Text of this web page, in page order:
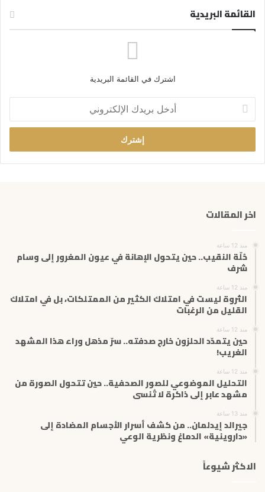
القائمة البريدية
اشترك في القائمة البريدية
خ
ب
ر
ر
ي
اخر المقالات
منذ 12 ساعة
حُلّة النقيب.. حين يتحول الإهانة في عيون المغرور إلى وسام
شرف
منذ 12 ساعة
الثروة ليست في امتلاك الكثير من الممتلكات، بل في امتلاك
القليل من الرغبات
منذ 12 ساعة
حين يتمدّد الحلزون خارج صدفته.. سرّ مذهل وراء هذا المشهد
الغريب!
منذ 12 ساعة
التحليل الموضوعي للصور الصحفية.. حين تتحول الصورة من
مشهد عابر إلى ذاكرة لا تُنسى
منذ 13 ساعة
جيرالد إيدلمان.. من كشف أسرار الأجسام المضادة إلى
«داروينية» الدماغ ونظرية الوعي
الاكثر شيوعاً